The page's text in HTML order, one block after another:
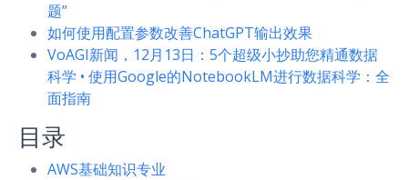
题”
如何使用配置参数改善ChatGPT输出效果
VoAGI新闻，12月13日：5个超级小抄助您精通数据
科学 • 使用Google的NotebookLM进行数据科学：全
面指南
目录
AWS基础知识专业